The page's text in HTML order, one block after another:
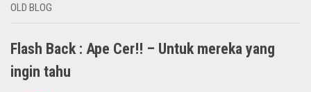
OLD BLOG
Flash Back : Ape Cer!! – Untuk mereka yang
ingin tahu